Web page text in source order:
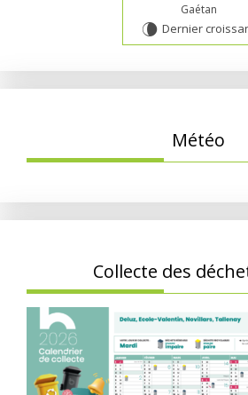
Gaétan
V Dernier
Météo
Collecte des